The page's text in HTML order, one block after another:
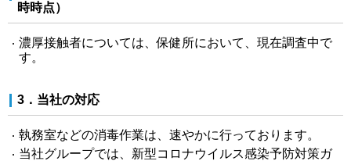
時時点）
濃厚接触者については、保健所において、現在調査中で
す。
3．当社の対応
執務室などの消毒作業は、速やかに行っております。
当社グループでは、新型コロナウイルス感染予防対策ガ